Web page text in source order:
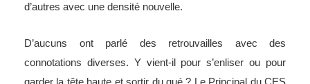
d’autres avec une densité nouvelle.
D’aucuns ont parlé des retrouvailles avec des
connotations diverses. Y vient-il pour s’enliser ou pour